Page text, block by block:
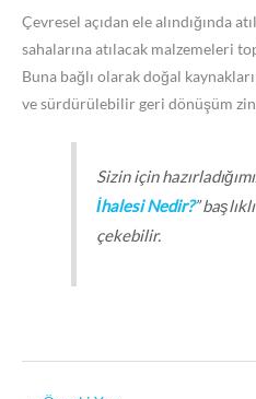
Çevresel açıdan ele alındığında
sahalarına atılacak malzemeleri
Buna bağlı olarak doğal
ve sürdürülebilir geri dönüşüm
Sizin için
İhalesi Nedir?”
çekebilir.